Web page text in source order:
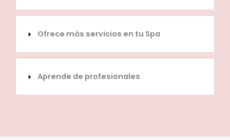
Ofrece más servicios en tu Spa
Aprende de profesionales